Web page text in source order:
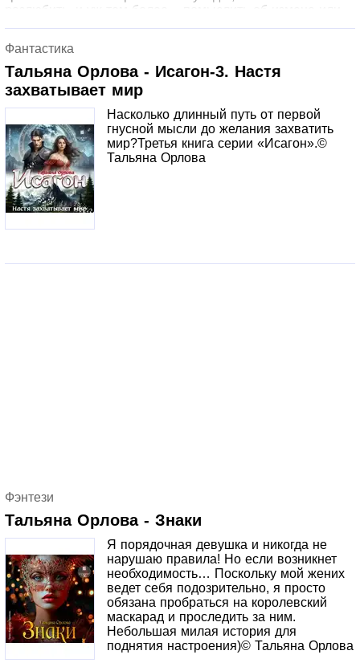
разлюбить, и уж тем более – помыслить об измене или
сводит с ума невозможностью быть вместе. Сначала
нужно вырасти над собой, научиться противостоять и
перестать быть просто красивой куклой.СОДЕРЖИТ
НЕЦЕНЗУРНУЮ БРАНЬ.
Фантастика
Тальяна Орлова - Исагон-3. Настя
захватывает мир
Насколько длинный путь от первой
гнусной мысли до желания захватить
мир?Третья книга серии «Исагон».©
Тальяна Орлова
Фэнтези
Тальяна Орлова - Знаки
Я порядочная девушка и никогда не
нарушаю правила! Но если возникнет
необходимость… Поскольку мой жених
ведет себя подозрительно, я просто
обязана пробраться на королевский
маскарад и проследить за ним.
Небольшая милая история для
поднятия настроения)© Тальяна Орлова